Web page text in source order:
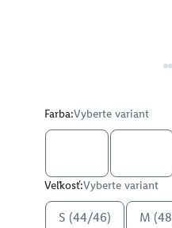
Farba:Vyberte variant
Veľkosť:Vyberte variant
S (44/46) M